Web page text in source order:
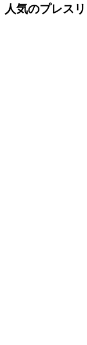
人気のプレス